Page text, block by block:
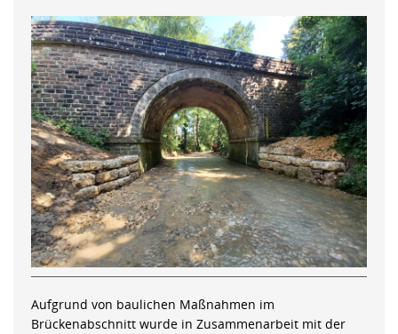
Aufgrund von baulichen Maßnahmen im
Brückenabschnitt wurde in Zusammenarbeit mit der